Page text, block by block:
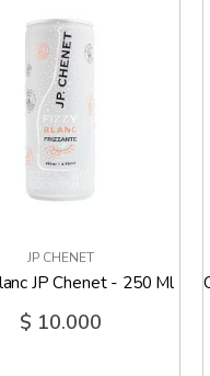
JP CHENET
JP Chenet - 250 Ml
$ 10.000